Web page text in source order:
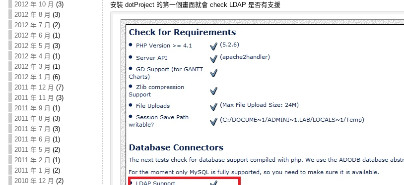
2012 年 10 月 (3)
2012 年 8 月 (3)
2012 年 7 月 (2)
2012 年 6 月 (1)
2012 年 5 月 (3)
2012 年 4 月 (1)
2012 年 3 月 (1)
2012 年 1 月 (6)
2011 年 12 月 (7)
2011 年 11 月 (3)
2011 年 9 月 (1)
2011 年 8 月 (3)
2011 年 7 月 (3)
2011 年 6 月 (1)
2011 年 5 月 (2)
2011 年 2 月 (1)
2011 年 1 月 (2)
2010 年 12 月 (2)
安裝 dotProject 的第一個畫面就會 check LDAP 是否有支援